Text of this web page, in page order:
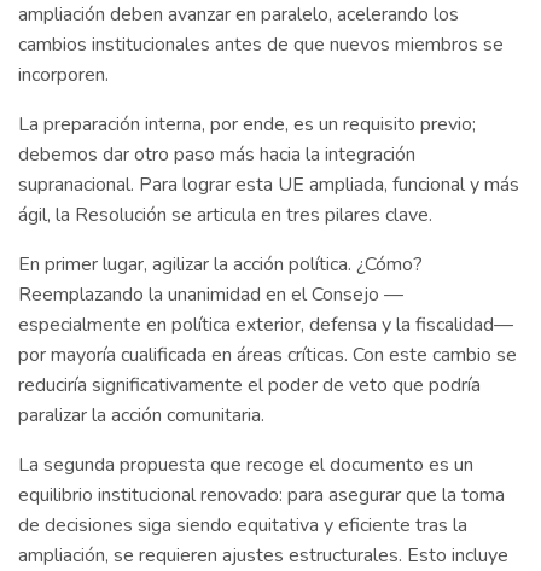
ampliación deben avanzar en paralelo, acelerando los
cambios institucionales antes de que nuevos miembros se
incorporen.
La preparación interna, por ende, es un requisito previo;
debemos dar otro paso más hacia la integración
supranacional. Para lograr esta UE ampliada, funcional y más
ágil, la Resolución se articula en tres pilares clave.
En primer lugar, agilizar la acción política. ¿Cómo?
Reemplazando la unanimidad en el Consejo —
especialmente en política exterior, defensa y la fiscalidad—
por mayoría cualificada en áreas críticas. Con este cambio se
reduciría significativamente el poder de veto que podría
paralizar la acción comunitaria.
La segunda propuesta que recoge el documento es un
equilibrio institucional renovado: para asegurar que la toma
de decisiones siga siendo equitativa y eficiente tras la
ampliación, se requieren ajustes estructurales. Esto incluye